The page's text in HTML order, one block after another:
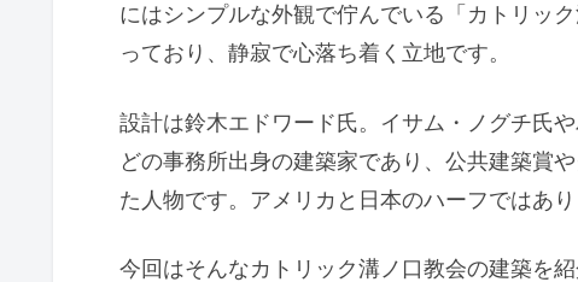
にはシンプルな外観で佇んでいる「カトリッ
っており、静寂で心落ち着く立地です。
設計は鈴木エドワード氏。イサム・ノグチ氏
どの事務所出身の建築家であり、公共建築賞
た人物です。アメリカと日本のハーフではあ
今回はそんなカトリック溝ノ口教会の建築を紹